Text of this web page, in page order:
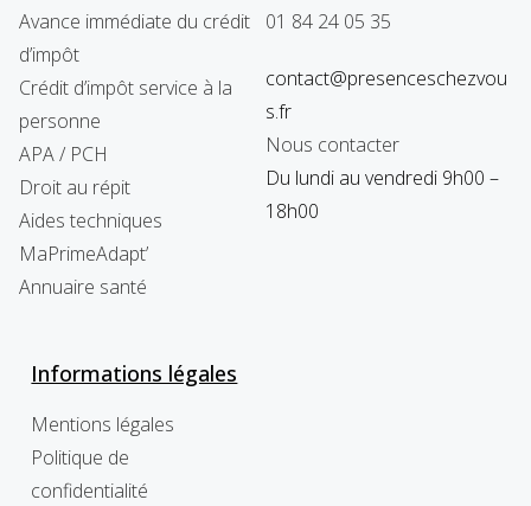
Avance immédiate du crédit
d’impôt
Crédit d’impôt service à la
personne
APA / PCH
Droit au répit
Aides techniques
MaPrimeAdapt’
Annuaire santé
01 84 24 05 35
contact@presenceschezvou
s.fr
Nous contacter
Du lundi au vendredi 9h00 –
18h00
Informations légales​
Mentions légales
Politique de
confidentialité